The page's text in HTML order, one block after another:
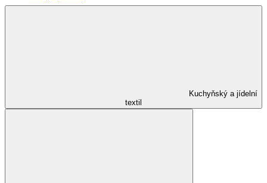
Kuchyňský a jídelní
textil